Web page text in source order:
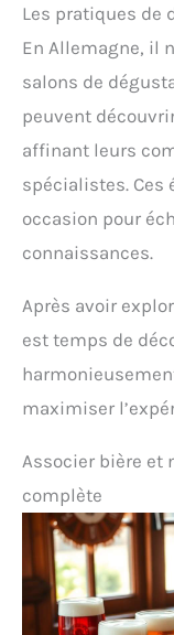
Les pratiques de
En Allemagne, il
salons de
peuvent
affinant leurs
spécialistes. Ces
occasion pour
connaissances.
Après avoir
est temps de
maximiser
Associer bière et
complète